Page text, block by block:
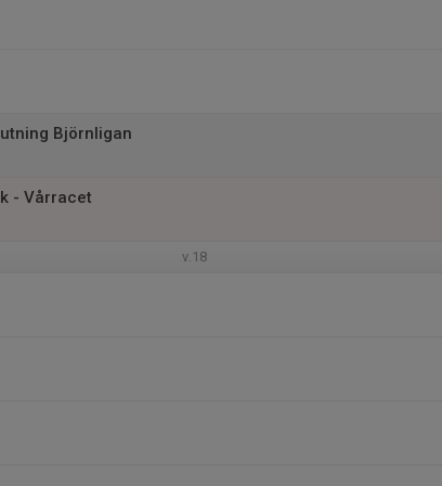
Björnligan
- Vårracet
v.18